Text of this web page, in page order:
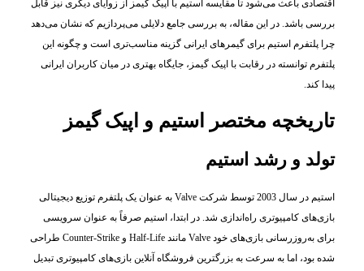
اقتصادی باعث می‌شود تا مقایسه استیم با اپیک گیمز از زوایای دیگری نیز قابل
بررسی باشد. در این مقاله، به بررسی جامع دلایلی می‌پردازیم که نشان می‌دهد
چرا پلتفرم استیم برای گیمرهای ایرانی گزینه مناسب‌تری است و چگونه این
پلتفرم توانسته در رقابت با اپیک گیمز، جایگاه بهتری در میان کاربران ایرانی
پیدا کند.
تاریخچه مختصر استیم و اپیک گیمز
تولد و رشد استیم
استیم در سال 2003 توسط شرکت Valve به عنوان یک پلتفرم توزیع دیجیتالی
بازی‌های کامپیوتری راه‌اندازی شد. در ابتدا، استیم صرفاً به عنوان سرویسی
برای به‌روزرسانی بازی‌های خود Valve مانند Half-Life و Counter-Strike طراحی
شده بود، اما به سرعت به بزرگترین فروشگاه آنلاین بازی‌های کامپیوتری تبدیل